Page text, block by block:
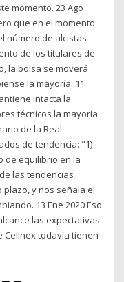
momento. 23 Ago
que en el momento
número de alcistas
de los titulares de
la bolsa se moverá
la mayoría. 11
intacta la
técnicos la mayoría
de la Real
de tendencia: "1)
de equilibrio en la
las tendencias
plazo, y nos señala el
13 Ene 2020 Eso
las expectativas
Cellnex todavía tienen